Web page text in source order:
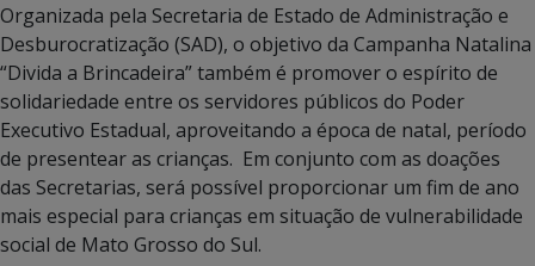
Organizada pela Secretaria de Estado de Administração e
Desburocratização (SAD), o objetivo da Campanha Natalina
“Divida a Brincadeira” também é promover o espírito de
solidariedade entre os servidores públicos do Poder
Executivo Estadual, aproveitando a época de natal, período
de presentear as crianças. Em conjunto com as doações
das Secretarias, será possível proporcionar um fim de ano
mais especial para crianças em situação de vulnerabilidade
social de Mato Grosso do Sul.